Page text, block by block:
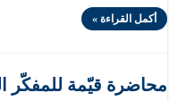
أكمل القراءة »
محاضرة قيّمة للمفكّر